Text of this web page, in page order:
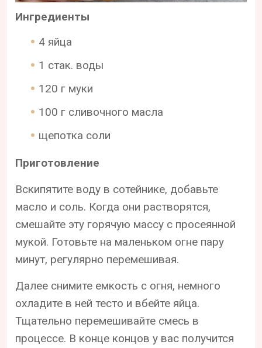
Ингредиенты
4 яйца
1 стак. воды
120 г муки
100 г сливочного масла
щепотка соли
Приготовление
Вскипятите воду в сотейнике, добавьте
масло и соль. Когда они растворятся,
смешайте эту горячую массу с просеянной
мукой. Готовьте на маленьком огне пару
минут, регулярно перемешивая.
Далее снимите емкость с огня, немного
охладите в ней тесто и вбейте яйца.
Тщательно перемешивайте смесь в
процессе. В конце концов у вас получится